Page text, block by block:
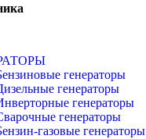
генераторы
генераторы
генераторы
генераторы
газовые генераторы